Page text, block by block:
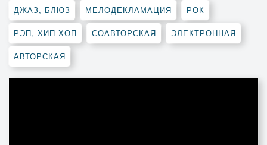
ДЖАЗ, БЛЮЗ МЕЛОДЕКЛАМАЦИЯ РОК
РЭП, ХИП-ХОП СОАВТОРСКАЯ ЭЛЕКТРОННАЯ
АВТОРСКАЯ